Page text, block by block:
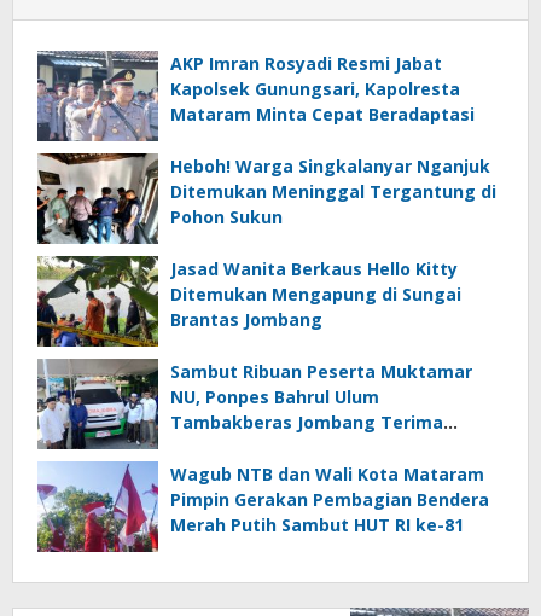
AKP Imran Rosyadi Resmi Jabat
Kapolsek Gunungsari, Kapolresta
Mataram Minta Cepat Beradaptasi
Heboh! Warga Singkalanyar Nganjuk
Ditemukan Meninggal Tergantung di
Pohon Sukun
Jasad Wanita Berkaus Hello Kitty
Ditemukan Mengapung di Sungai
Brantas Jombang
Sambut Ribuan Peserta Muktamar
NU, Ponpes Bahrul Ulum
Tambakberas Jombang Terima
Wagub NTB dan Wali Kota Mataram
Pimpin Gerakan Pembagian Bendera
Merah Putih Sambut HUT RI ke-81